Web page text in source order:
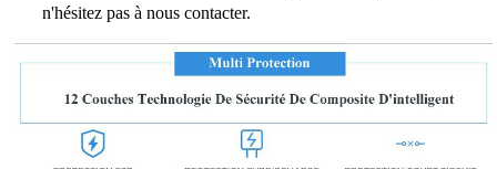
n'hésitez pas à nous contacter.